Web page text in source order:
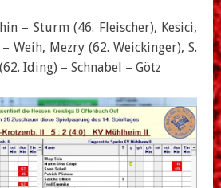
– Sturm (46. Fleischer), Kesici,
Weih, Mezry (62. Weickinger), S.
Iding) – Schnabel – Götz